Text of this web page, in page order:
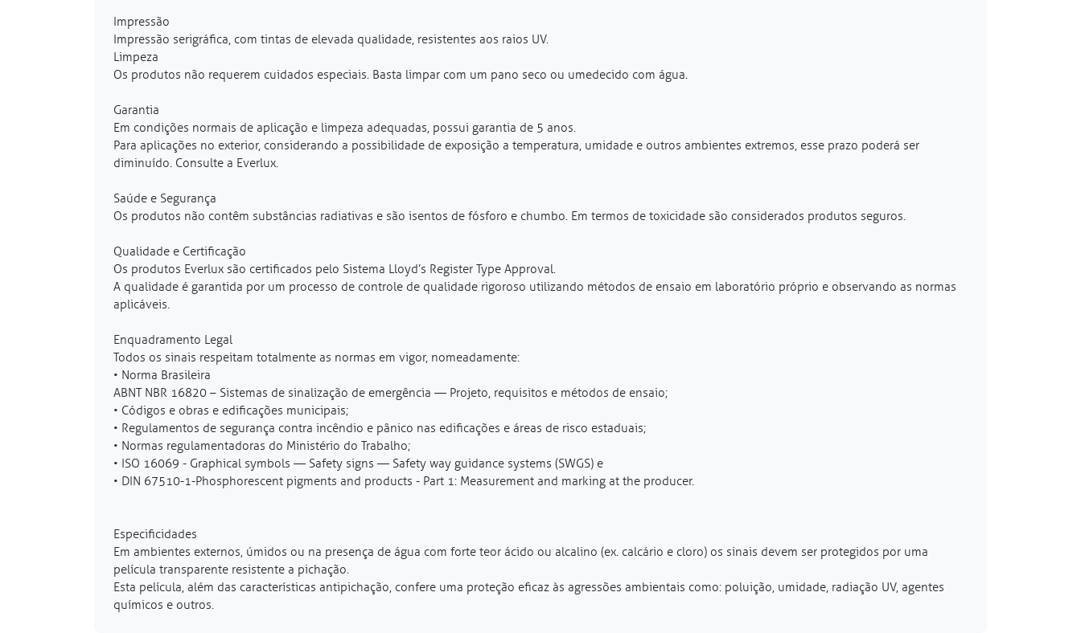
Impressão
Impressão serigráfica, com tintas de elevada qualidade, resistentes aos raios UV.
Limpeza
Os produtos não requerem cuidados especiais. Basta limpar com um pano seco ou umedecido com água.
Garantia
Em condições normais de aplicação e limpeza adequadas, possui garantia de 5 anos.
Para aplicações no exterior, considerando a possibilidade de exposição a temperatura, umidade e outros ambientes extremos, esse prazo poderá ser
diminuído. Consulte a Everlux.
Saúde e Segurança
Os produtos não contêm substâncias radiativas e são isentos de fósforo e chumbo. Em termos de toxicidade são considerados produtos seguros.
Qualidade e Certificação
Os produtos Everlux são certificados pelo Sistema Lloyd’s Register Type Approval.
A qualidade é garantida por um processo de controle de qualidade rigoroso utilizando métodos de ensaio em laboratório próprio e observando as normas
aplicáveis.
Enquadramento Legal
Todos os sinais respeitam totalmente as normas em vigor, nomeadamente:
• Norma Brasileira
ABNT NBR 16820 – Sistemas de sinalização de emergência — Projeto, requisitos e métodos de ensaio;
• Códigos e obras e edificações municipais;
• Regulamentos de segurança contra incêndio e pânico nas edificações e áreas de risco estaduais;
• Normas regulamentadoras do Ministério do Trabalho;
• ISO 16069 - Graphical symbols — Safety signs — Safety way guidance systems (SWGS) e
• DIN 67510-1-Phosphorescent pigments and products - Part 1: Measurement and marking at the producer.
Especificidades
Em ambientes externos, úmidos ou na presença de água com forte teor ácido ou alcalino (ex. calcário e cloro) os sinais devem ser protegidos por uma
película transparente resistente a pichação.
Esta película, além das características antipichação, confere uma proteção eficaz às agressões ambientais como: poluição, umidade, radiação UV, agentes
químicos e outros.